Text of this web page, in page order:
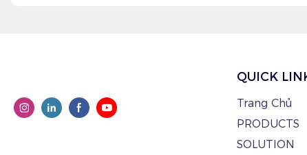
QUICK
Trang Chủ
PRODUCTS
SOLUTION